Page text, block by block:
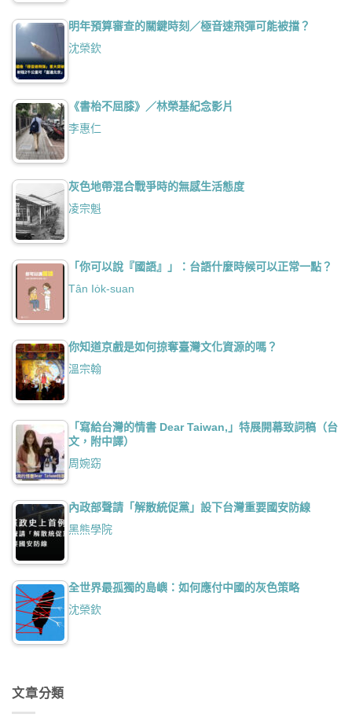
明年預算審查的關鍵時刻／極音速飛彈可能被擋？
沈榮欽
《書枱不屈膝》／林榮基紀念影片
李惠仁
灰色地帶混合戰爭時的無感生活態度
凌宗魁
「你可以說『國語』」：台語什麼時候可以正常一點？
Tân Io̍k-suan
你知道京戲是如何掠奪臺灣文化資源的嗎？
溫宗翰
「寫給台灣的情書 Dear Taiwan,」特展開幕致詞稿（台
文，附中譯）
周婉窈
內政部聲請「解散統促黨」設下台灣重要國安防線
黑熊學院
全世界最孤獨的島嶼：如何應付中國的灰色策略
沈榮欽
文章分類